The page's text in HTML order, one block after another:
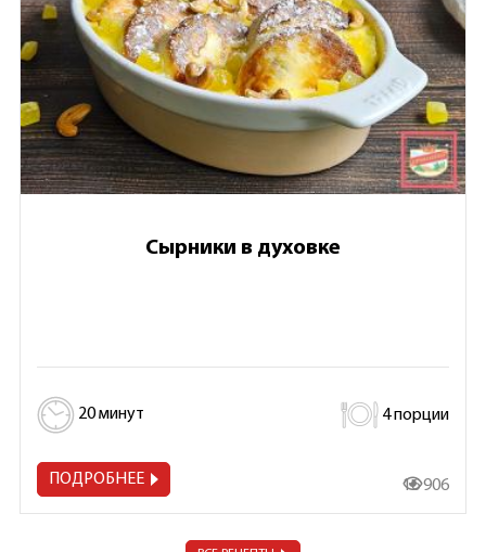
Сырники в духовке
20 минут 4 порции
ПОДРОБНЕЕ 16 906